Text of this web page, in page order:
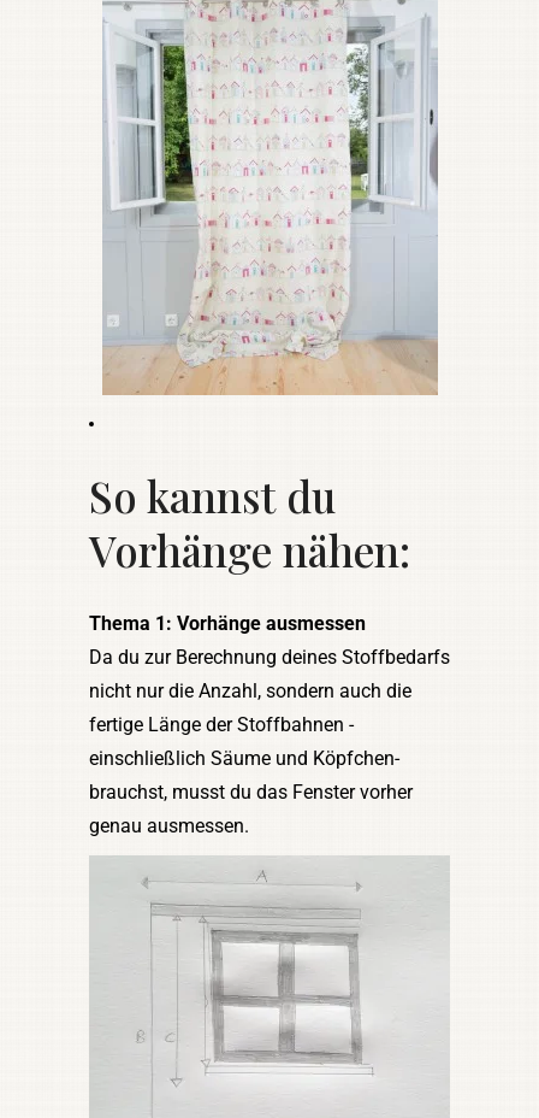
So kannst du
Vorhänge nähen:
Thema 1: Vorhänge ausmessen
Da du zur Berechnung deines Stoffbedarfs
nicht nur die Anzahl, sondern auch die
fertige Länge der Stoffbahnen -
einschließlich Säume und Köpfchen-
brauchst, musst du das Fenster vorher
genau ausmessen.